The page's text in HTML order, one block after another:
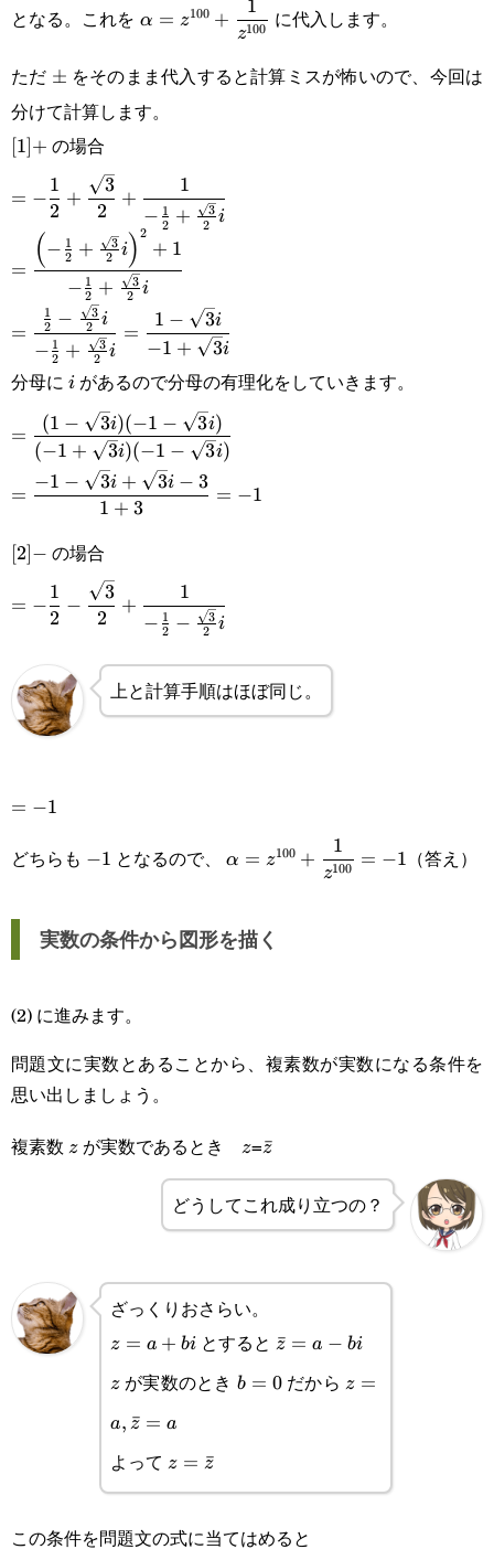
i\sin\frac{2}{3}\pi
{2}\pm
\frac{3}{2}i
となる。これを
\displaystyle
\alpha=z^{100}+\frac{1}
{z^{100}}
α = z100 +
z100
1 に代入します。
ただ \pm
± をそのまま代入すると計算ミスが怖いので、今回は
分けて計算します。
[1]
[1]+ の場合
\displaystyle =-
\frac{1}
{2}+\frac{\sqrt{3}}
{2}+\frac{1}{-
\frac{1}
{2}+\frac{\sqrt{3}}
{2}i}
= −
2
1
+
2
3
+
− 2
1 + 2
3 i
1
\displaystyle
=\frac{\left(-
\frac{1}
{2}+\frac{\sqrt{3}}
\frac{1}
{2}+\frac{\sqrt{3}}
=
− 2
1 + 2
3 i
(− 2
1 + 2
3 i) 2
+ 1
\displaystyle
=\frac{\frac{1}{2}-
\frac{\sqrt{3}}{2}i}
{-\frac{1}
{2}+\frac{\sqrt{3}}
{2}i}=\frac{1-
\sqrt{3}i}
{-1+\sqrt{3}i}
=
− 2
1 + 2
3 i
2
1 − 2
3 i
=
−1 + 3i
1 − 3i
分母に i
i があるので分母の有理化をしていきます。
\displaystyle
=\frac{(1-
\sqrt{3}i)(-1-
\sqrt{3}i)}
{(-1+\sqrt{3}i)
(-1-\sqrt{3}i)}
=
(−1 + 3i)(−1 − 3i)
(1 − 3i)(−1 − 3i)
\displaystyle
=\frac{-1-
\sqrt{3}i+\sqrt{3}i-
3}{1+3}=-1
=
1 + 3
−1 − 3i + 3i − 3
= −1
[2]
[2]− の場合
\displaystyle
=-\frac{1}{2}-
\frac{\sqrt{3}}
{2}+\frac{1}{-
= −
2
1
−
2
3
+
− 2
1 − 2
3 i
1
上と計算手順はほぼ同じ。
=-1
= −1
どちらも −1 となるので、
\displaystyle
\alpha=z^{100}+\frac{1}
{z^{100}}=-1
α = z100 +
z100
1
= −1 （答え）
実数の条件から図形を描く
(2) に進みます。
問題文に実数とあることから、複素数が実数になる条件を
思い出しましょう。
複素数 z
zが実数であるとき z
z=\bar
z
z
ˉ
どうしてこれ成り立つの？
ざっくりおさらい。
z=a+bi
z = a + bi とすると\bar
z=a-
z
ˉ = a − bi
z
zが実数のときb=0
b = 0だからz=a,\bar
z =
a, z
ˉ = a
よって z=\bar
z
z = z
ˉ
この条件を問題文の式に当てはめると